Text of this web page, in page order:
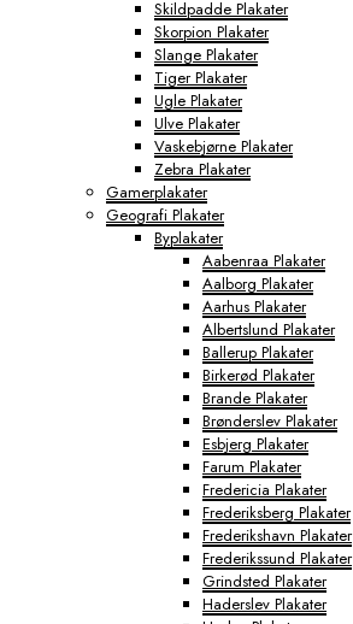
Skildpadde Plakater
Skorpion Plakater
Slange Plakater
Tiger Plakater
Ugle Plakater
Ulve Plakater
Vaskebjørne Plakater
Zebra Plakater
Gamerplakater
Geografi Plakater
Byplakater
Aabenraa Plakater
Aalborg Plakater
Aarhus Plakater
Albertslund Plakater
Ballerup Plakater
Birkerød Plakater
Brande Plakater
Brønderslev Plakater
Esbjerg Plakater
Farum Plakater
Fredericia Plakater
Frederiksberg Plakater
Frederikshavn Plakater
Frederikssund Plakater
Grindsted Plakater
Haderslev Plakater